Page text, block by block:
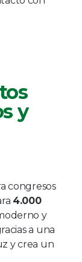
y
congresos
4.000
y
a una
y crea un